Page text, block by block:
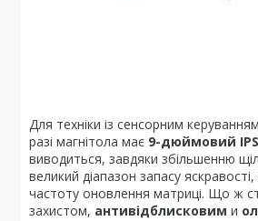
Для техніки із сенсорним
разі магнітола має 9-дюймовий
виводиться, завдяки збільшенню
великий діапазон запасу
частоту оновлення матриці. Що ж
захистом, антивідблисковим и